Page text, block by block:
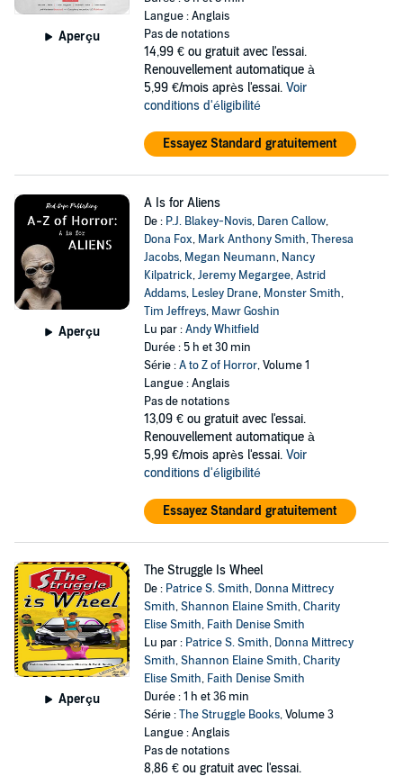
Aperçu
Langue : Anglais
Pas de notations
14,99 € ou gratuit avec l'essai.
Renouvellement automatique à
5,99 €/mois après l'essai. Voir
conditions d'éligibilité
Essayez Standard gratuitement
Aperçu
A Is for Aliens
De : P.J. Blakey-Novis, Daren Callow,
Dona Fox, Mark Anthony Smith,Theresa
Jacobs, Megan Neumann, Nancy
Kilpatrick,Jeremy Megargee,Astrid
Addams, Lesley Drane, Monster Smith,
Tim Jeffreys, Mawr Goshin
Lu par :Andy Whitfield
Durée : 5 h et 30 min
Série :A to Z of Horror, Volume 1
Langue : Anglais
Pas de notations
13,09 € ou gratuit avec l'essai.
Renouvellement automatique à
5,99 €/mois après l'essai. Voir
conditions d'éligibilité
Essayez Standard gratuitement
Aperçu
The Struggle Is Wheel
De : Patrice S. Smith, Donna Mittrecy
Smith,Shannon Elaine Smith,Charity
Elise Smith, Faith Denise Smith
Lu par : Patrice S. Smith, Donna Mittrecy
Smith,Shannon Elaine Smith,Charity
Elise Smith, Faith Denise Smith
Durée : 1 h et 36 min
Série :The Struggle Books, Volume 3
Langue : Anglais
Pas de notations
8,86 € ou gratuit avec l'essai.